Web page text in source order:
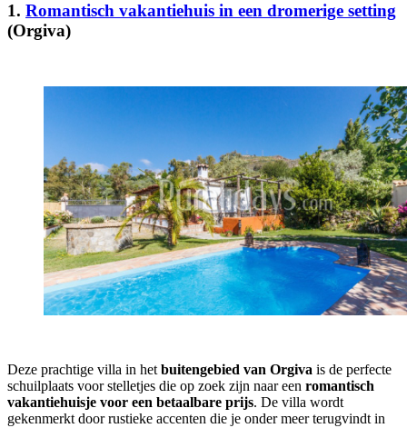
1. Romantisch vakantiehuis in een dromerige setting
(Orgiva)
Deze prachtige villa in het buitengebied van Orgiva is de perfecte
schuilplaats voor stelletjes die op zoek zijn naar een romantisch
vakantiehuisje voor een betaalbare prijs. De villa wordt
gekenmerkt door rustieke accenten die je onder meer terugvindt in